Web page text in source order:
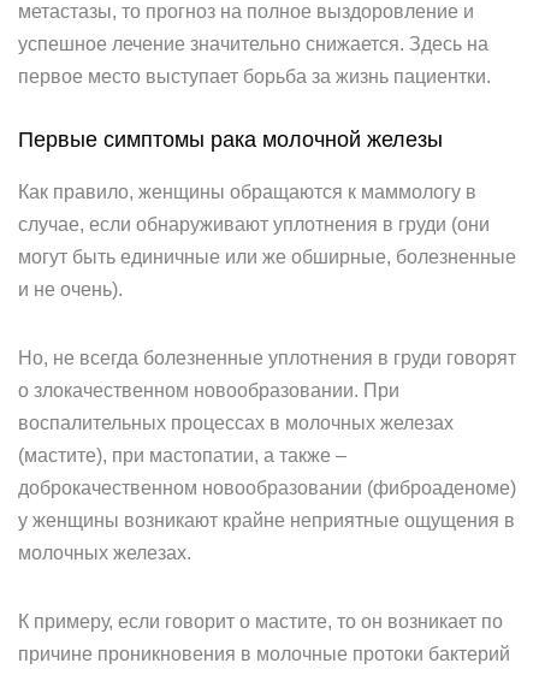
метастазы, то прогноз на полное выздоровление и
успешное лечение значительно снижается. Здесь на
первое место выступает борьба за жизнь пациентки.
Первые симптомы рака молочной железы
Как правило, женщины обращаются к маммологу в
случае, если обнаруживают уплотнения в груди (они
могут быть единичные или же обширные, болезненные
и не очень).
Но, не всегда болезненные уплотнения в груди говорят
о злокачественном новообразовании. При
воспалительных процессах в молочных железах
(мастите), при мастопатии, а также –
доброкачественном новообразовании (фиброаденоме)
у женщины возникают крайне неприятные ощущения в
молочных железах.
К примеру, если говорит о мастите, то он возникает по
причине проникновения в молочные протоки бактерий